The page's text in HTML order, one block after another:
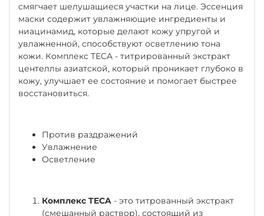
смягчает шелушащиеся участки на лице. Эссенция
маски содержит увлажняющие ингредиенты и
ниацинамид, которые делают кожу упругой и
увлажненной, способствуют осветлению тона
кожи. Комплекс TECA - титрированный экстракт
центеллы азиатской, который проникает глубоко в
кожу, улучшает ее состояние и помогает быстрее
восстановиться.
Против раздражений
Увлажнение
Осветление
Комплекс TECA - это титрованный экстракт
(смешанный раствор), состоящий из